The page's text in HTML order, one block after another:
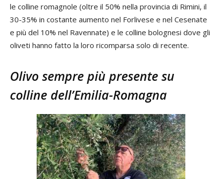
le colline romagnole (oltre il 50% nella provincia di Rimini, il
30-35% in costante aumento nel Forlivese e nel Cesenate
e più del 10% nel Ravennate) e le colline bolognesi dove gli
oliveti hanno fatto la loro ricomparsa solo di recente.
Olivo sempre più presente su
colline dell’Emilia-Romagna